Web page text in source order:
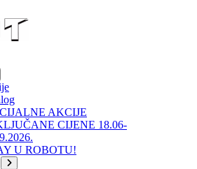
AKCIJE
CIJENE 18.06-
U ROBOTU!